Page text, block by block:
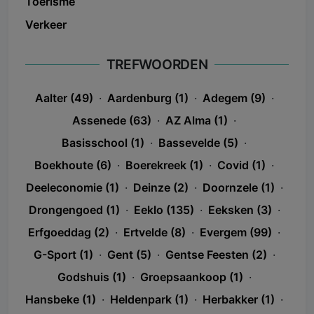
Verkeer
TREFWOORDEN
Aalter (49) · Aardenburg (1) · Adegem (9) ·
Assenede (63) · AZ Alma (1) ·
Basisschool (1) · Bassevelde (5) ·
Boekhoute (6) · Boerekreek (1) · Covid (1) ·
Deeleconomie (1) · Deinze (2) · Doornzele (1) ·
Drongengoed (1) · Eeklo (135) · Eeksken (3) ·
Erfgoeddag (2) · Ertvelde (8) · Evergem (99) ·
G-Sport (1) · Gent (5) · Gentse Feesten (2) ·
Godshuis (1) · Groepsaankoop (1) ·
Hansbeke (1) · Heldenpark (1) · Herbakker (1) ·